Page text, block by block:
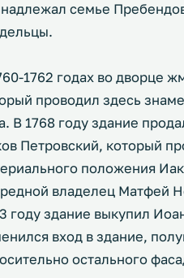
семье
1762 годах во дворце
проводил здесь
В 1768 году здание
Петровский, который
положения
владелец Матфей
году здание выкупил
вход в здание,
остального